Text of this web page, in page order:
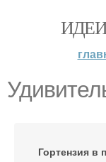
Гортензия в